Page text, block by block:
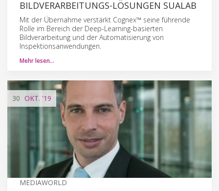
BILDVERARBEITUNGS-LÖSUNGEN SUALAB
Mit der Übernahme verstärkt Cognex™ seine führende
Rolle im Bereich der Deep-Learning-basierten
Bildverarbeitung und der Automatisierung von
Inspektionsanwendungen.
Mehr lesen…
30 OKT. '19
MEDIAWORLD